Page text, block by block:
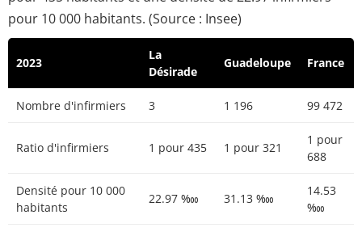
pour 10 000 habitants. (Source : Insee)
2023
La
Désirade
Guadeloupe France
Nombre d'infirmiers 3 1 196 99 472
Ratio d'infirmiers 1 pour 435 1 pour 321
1 pour
688
Densité pour 10 000
habitants
22.97 ‱ 31.13 ‱
14.53
‱